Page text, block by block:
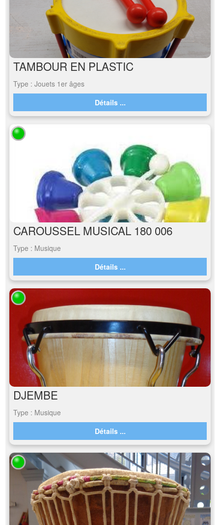
TAMBOUR EN PLASTIC
Type : Jouets 1er âges
Détails ...
CAROUSSEL MUSICAL 180 006
Type : Musique
Détails ...
DJEMBE
Type : Musique
Détails ...